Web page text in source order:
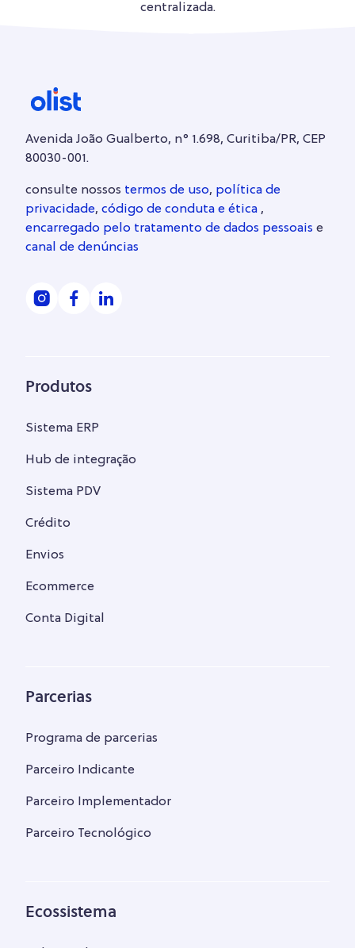
centralizada.
Avenida João Gualberto, n° 1.698, Curitiba/PR, CEP
80030-001.
consulte nossos termos de uso, política de
privacidade, código de conduta e ética ,
encarregado pelo tratamento de dados pessoais e
canal de denúncias
Produtos
Sistema ERP
Hub de integração
Sistema PDV
Crédito
Envios
Ecommerce
Conta Digital
Parcerias
Programa de parcerias
Parceiro Indicante
Parceiro Implementador
Parceiro Tecnológico
Ecossistema